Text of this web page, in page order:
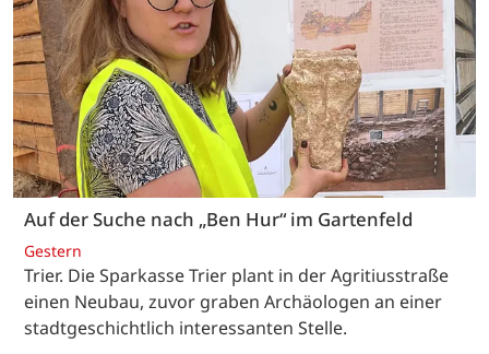
Auf der Suche nach „Ben Hur“ im Gartenfeld
Gestern
Trier. Die Sparkasse Trier plant in der Agritiusstraße
einen Neubau, zuvor graben Archäologen an einer
stadtgeschichtlich interessanten Stelle.